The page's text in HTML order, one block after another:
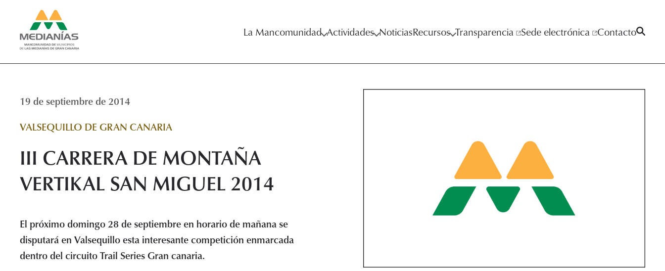
La Mancomunidad Actividades NoticiasRecursos Transparencia Sede electrónica Contacto
19 de septiembre de 2014
VALSEQUILLO DE GRAN CANARIA
III CARRERA DE MONTAÑA
VERTIKAL SAN MIGUEL 2014
El próximo domingo 28 de septiembre en horario de mañana se
disputará en Valsequillo esta interesante competición enmarcada
dentro del circuito Trail Series Gran canaria.